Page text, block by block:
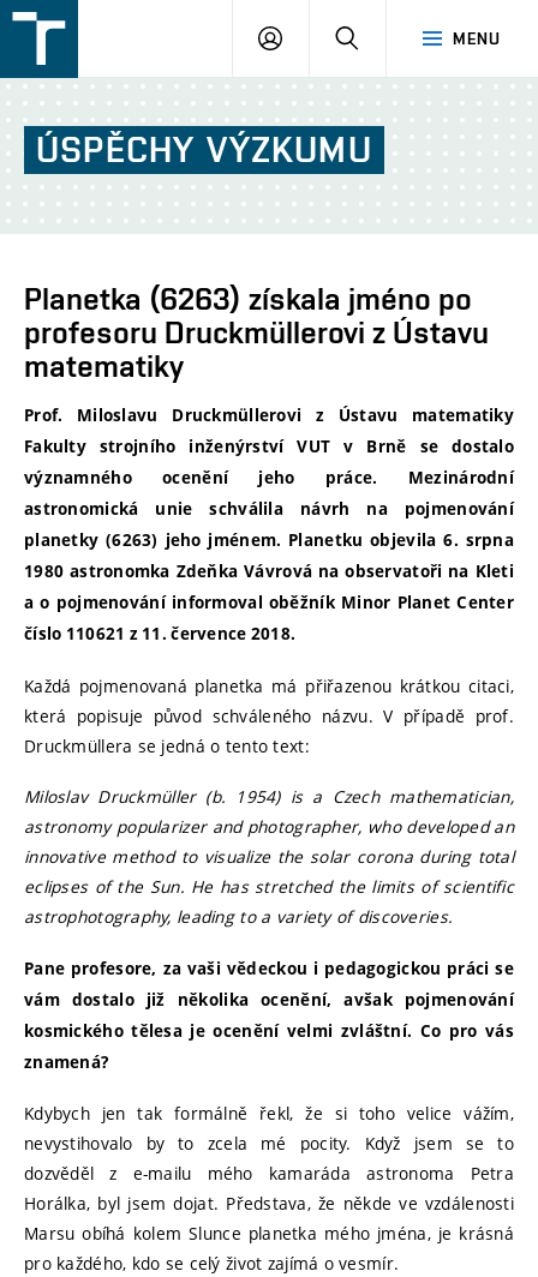
v
Brně
MENU
PŘIHLÁŠENÍ
ÚSPĚCHY VÝZKUMU
Planetka (6263) získala jméno po
profesoru Druckmüllerovi z Ústavu
matematiky
Prof. Miloslavu Druckmüllerovi z Ústavu matematiky
Fakulty strojního inženýrství VUT v Brně se dostalo
významného ocenění jeho práce. Mezinárodní
astronomická unie schválila návrh na pojmenování
planetky (6263) jeho jménem. Planetku objevila 6. srpna
1980 astronomka Zdeňka Vávrová na observatoři na Kleti
a o pojmenování informoval oběžník Minor Planet Center
číslo 110621 z 11. července 2018.
Každá pojmenovaná planetka má přiřazenou krátkou citaci,
která popisuje původ schváleného názvu. V případě prof.
Druckmüllera se jedná o tento text:
Miloslav Druckmüller (b. 1954) is a Czech mathematician,
astronomy popularizer and photographer, who developed an
innovative method to visualize the solar corona during total
eclipses of the Sun. He has stretched the limits of scientific
astrophotography, leading to a variety of discoveries.
Pane profesore, za vaši vědeckou i pedagogickou práci se
vám dostalo již několika ocenění, avšak pojmenování
kosmického tělesa je ocenění velmi zvláštní. Co pro vás
znamená?
Kdybych jen tak formálně řekl, že si toho velice vážím,
nevystihovalo by to zcela mé pocity. Když jsem se to
dozvěděl z e-mailu mého kamaráda astronoma Petra
Horálka, byl jsem dojat. Představa, že někde ve vzdálenosti
Marsu obíhá kolem Slunce planetka mého jména, je krásná
pro každého, kdo se celý život zajímá o vesmír.